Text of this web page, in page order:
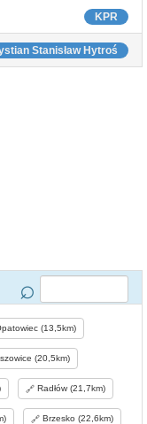
KPR
Stanisław Hytroś
(13,5km)
(20,5km)
Radłów (21,7km)
Brzesko (22,6km)